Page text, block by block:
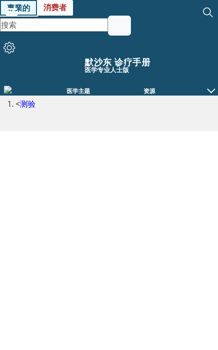
專業的 消费者
默沙东 诊疗手册
医学专业人士版
医学主题 资源
<测验